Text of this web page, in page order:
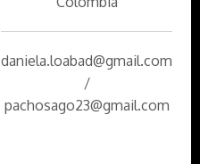
daniela.loabad@gmail.com
/
pachosago23@gmail.com